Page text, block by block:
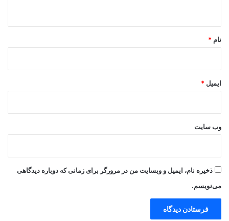
نام *
ایمیل *
وب‌ سایت
ذخیره نام، ایمیل و وبسایت من در مرورگر برای زمانی که دوباره دیدگاهی
می‌نویسم.